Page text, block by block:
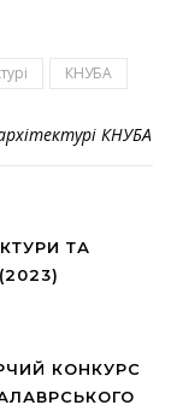
КНУБА
КНУБА
ТА
КОНКУРС